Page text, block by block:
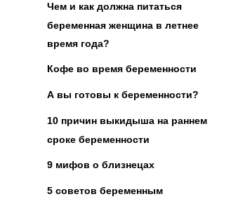
Чем и как должна питаться
беременная женщина в летнее
время года?
Кофе во время беременности
А вы готовы к беременности?
10 причин выкидыша на раннем
сроке беременности
9 мифов о близнецах
5 советов беременным